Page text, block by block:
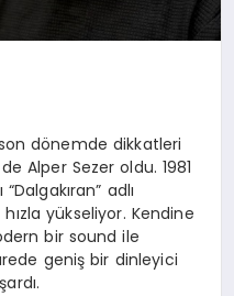
dönemde dikkatleri
Alper Sezer oldu. 1981
adlı
yükseliyor. Kendine
bir sound ile
geniş bir dinleyici